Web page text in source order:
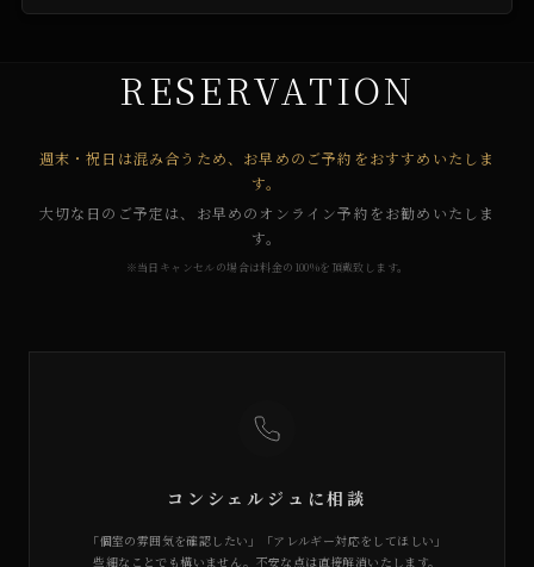
RESERVATION
週末・祝日は混み合うため、お早めのご予約をおすすめいたしま
す。
大切な日のご予定は、お早めのオンライン予約をお勧めいたしま
す。
※当日キャンセルの場合は料金の100%を頂戴致します。
コンシェルジュに相談
「個室の雰囲気を確認したい」「アレルギー対応をしてほしい」
些細なことでも構いません。不安な点は直接解消いたします。